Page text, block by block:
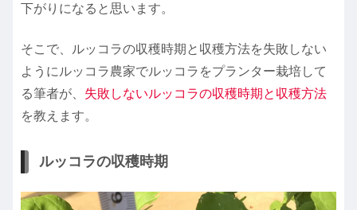
下がりになると思います。
そこで、ルッコラの収穫時期と収穫方法を失敗しない
ようにルッコラ農家でルッコラをプランター栽培して
る筆者が、 失敗しないルッコラの収穫時期と収穫方法
を教えます。
ルッコラの収穫時期